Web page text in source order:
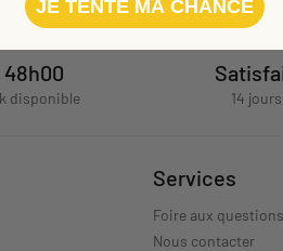
disponible 14
Services
Foire aux questions
Nous contacter
JE TENTE MA CHANCE